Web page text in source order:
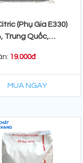
(Phụ Gia E330)
Trung Quốc,
19.000đ
MUA NGAY